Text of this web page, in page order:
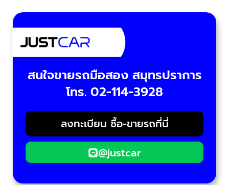
สนใจขายรถมือสอง สมุทรปราการ
โทร. 02-114-3928
ลงทะเบียน ซื้อ-ขายรถที่นี่
@justcar